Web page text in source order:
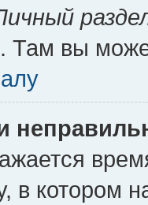
Там вы
в котором